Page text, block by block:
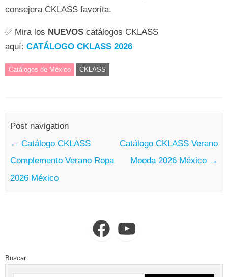
consejera CKLASS favorita.
✅ Mira los NUEVOS catálogos CKLASS
aquí: CATÁLOGO CKLASS 2026
Catálogos de México CKLASS
Post navigation
← Catálogo CKLASS
Complemento Verano Ropa
2026 México
Catálogo CKLASS Verano
Mooda 2026 México →
FacebookYouTube
Buscar